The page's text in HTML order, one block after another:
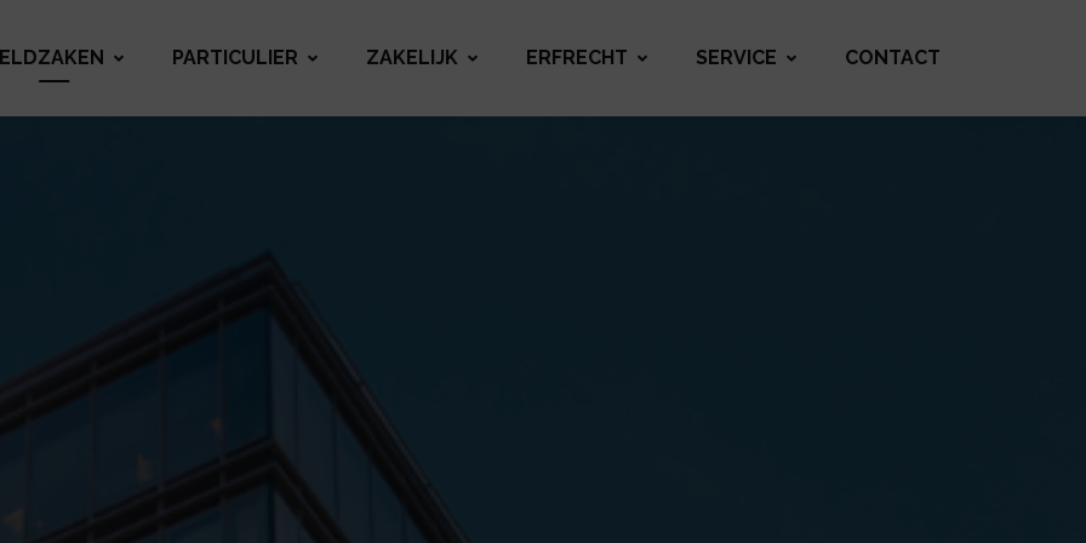
PARTICULIER ZAKELIJK ERFRECHT SERVICE CONTACT